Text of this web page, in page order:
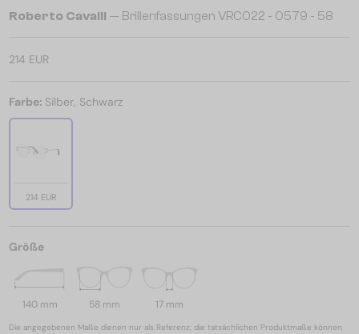
Roberto Cavalli — Brillenfassungen VRC022 - 0579 - 58
214 EUR
Farbe: Silber, Schwarz
214 EUR
Größe
140 mm 58 mm 17 mm
Die angegebenen Maße dienen nur als Referenz; die tatsächlichen Produktmaße können